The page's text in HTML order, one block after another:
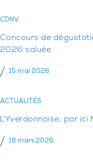
CDNV
Concours de
2026 saluée
15 mai 2026
ACTUALITÉS
L’Yverdonnoise, par ici
18 mars 2026